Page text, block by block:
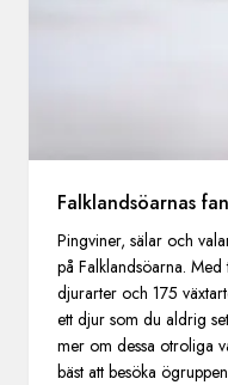
Falklandsöarnas
Pingviner, sälar och
på Falklandsöarna.
djurarter och 175
ett djur som du aldrig
mer om dessa otroliga
bäst att besöka